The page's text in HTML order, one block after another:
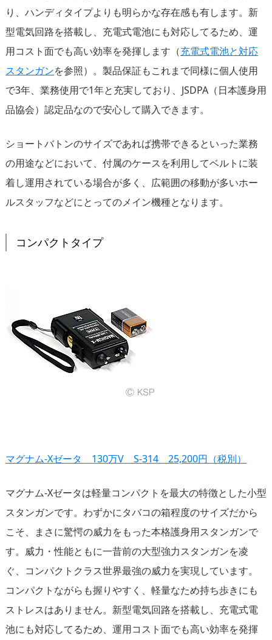
り、ハンディタイプよりも明らかな存在感も有します。新
型電気回路を搭載し、充電式電池にも対応してるため、運
用コスト面でも高い効率を発揮します（充電式電池と対応
スタンガンを参照）。製品保証もこれまで同様に個人使用
で3年、業務使用で1年と充実しており、JSDPA（日本護身用
品協会）認定品なので安心して購入できます。
ショートバトンのサイズであれば携帯できるといった業務
の用途などにおいて、付属のケースを利用してベルトに装
着し運用されている場合が多く、広範囲の移動が多いホー
ルスタッフなどにとってのメイン機種となります。
コンパクトタイプ
マグナム-Xゼータ 130万V S-314 25,200円（税別）
マグナム-Xゼータは軽量コンパクトを最大の特徴とした小型
スタンガンです。わずかにタバコの箱程度のサイズだから
こそ、まさに驚愕の威力をもった本格護身用スタンガンで
す。威力・性能ともに一昔前の大型強力スタンガンを凌
ぐ、コンパクトクラス世界最強の威力を実現しています。
コンパクトながらも握りやすく、軽量なため持ち歩きにも
ストレスはありません。新型電気回路を搭載し、充電式電
池にも対応してるため、運用コスト面でも高い効率を発揮